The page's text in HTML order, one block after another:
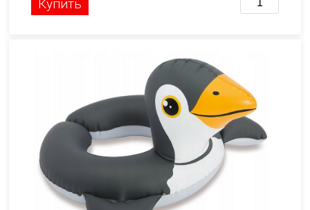
Купить